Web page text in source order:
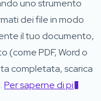
uno strumento
dei file in modo
il tuo documento,
(come PDF, Word o
completata, scarica
Per saperne di pi�